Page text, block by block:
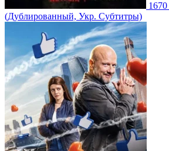
1670
(Дублированный, Укр. Субтитры)